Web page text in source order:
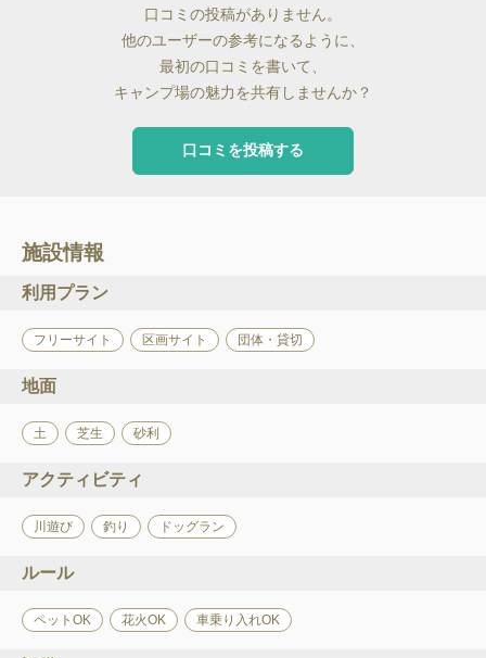
口コミの投稿がありません。
他のユーザーの参考になるように、
最初の口コミを書いて、
キャンプ場の魅力を共有しませんか？
口コミを投稿する
施設情報
利用プラン
フリーサイト 区画サイト 団体・貸切
地面
土 芝生 砂利
アクティビティ
川遊び 釣り ドッグラン
ルール
ペットOK 花火OK 車乗り入れOK